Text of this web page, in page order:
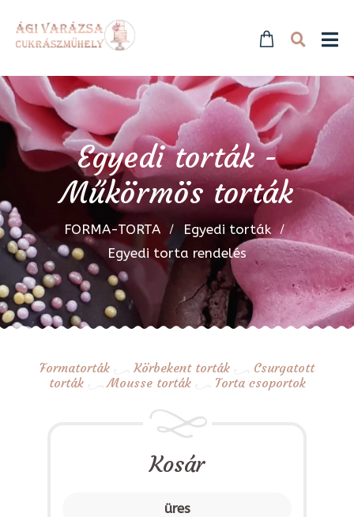
Egyedi torták -
Műkörmös torták
FORMA-TORTA
Egyedi torták
Egyedi torta rendelés
Formatorták Körbekent torták
Csurgatott
torták
Mousse torták Torta csoportok
Kosár
üres